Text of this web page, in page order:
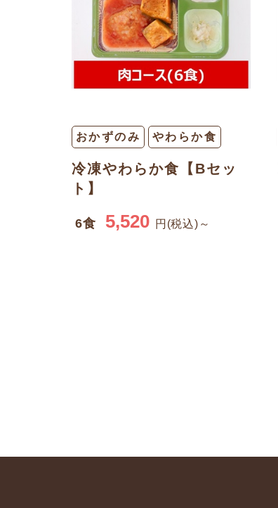
おかずのみ やわらか食
冷凍やわらか食【Bセッ
ト】
6食 5,520 円(税込)～